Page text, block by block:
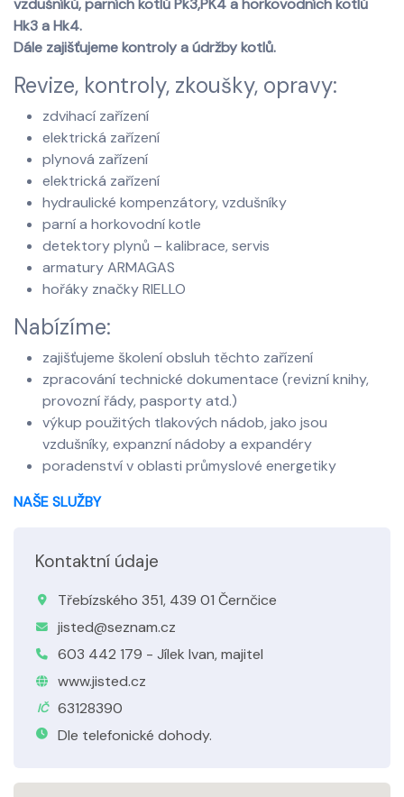
vzdušníků, parních kotlů Pk3,PK4 a horkovodních kotlů
Hk3 a Hk4.
Dále zajišťujeme kontroly a údržby kotlů.
Revize, kontroly, zkoušky, opravy:
zdvihací zařízení
elektrická zařízení
plynová zařízení
elektrická zařízení
hydraulické kompenzátory, vzdušníky
parní a horkovodní kotle
detektory plynů – kalibrace, servis
armatury ARMAGAS
hořáky značky RIELLO
Nabízíme:
zajišťujeme školení obsluh těchto zařízení
zpracování technické dokumentace (revizní knihy,
provozní řády, pasporty atd.)
výkup použitých tlakových nádob, jako jsou
vzdušníky, expanzní nádoby a expandéry
poradenství v oblasti průmyslové energetiky
NAŠE SLUŽBY
Kontaktní údaje
Třebízského 351, 439 01 Černčice
jisted@seznam.cz
603 442 179 - Jílek Ivan, majitel
www.jisted.cz
IČ
63128390
Dle telefonické dohody.